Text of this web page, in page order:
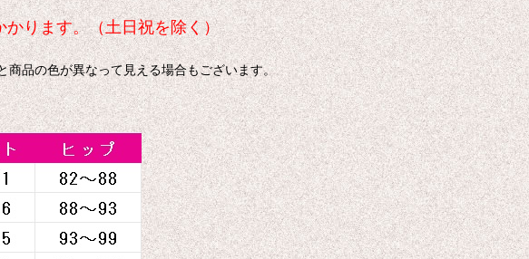
ります。（土日祝を除く）
商品の色が異なって見える場合もございます。